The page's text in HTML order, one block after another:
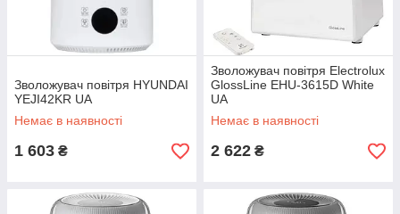
Зволожувач повітря HYUNDAI
YEJI42KR UA
Немає в наявності
1 603 ₴
Зволожувач повітря Electrolux
GlossLine EHU-3615D White
UA
Немає в наявності
2 622 ₴